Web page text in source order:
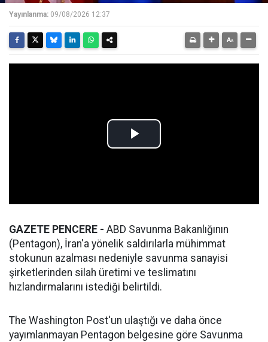
Yayınlanma: 09/08/2026 12:37
GAZETE PENCERE - ABD Savunma Bakanlığının
(Pentagon), İran'a yönelik saldırılarla mühimmat
stokunun azalması nedeniyle savunma sanayisi
şirketlerinden silah üretimi ve teslimatını
hızlandırmalarını istediği belirtildi.
The Washington Post'un ulaştığı ve daha önce
yayımlanmayan Pentagon belgesine göre Savunma